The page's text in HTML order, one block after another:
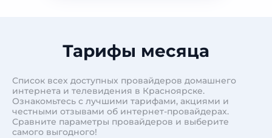
Тарифы месяца
Список всех доступных провайдеров домашнего
интернета и телевидения в Красноярске.
Ознакомьтесь с лучшими тарифами, акциями и
честными отзывами об интернет-провайдерах.
Сравните параметры провайдеров и выберите
самого выгодного!